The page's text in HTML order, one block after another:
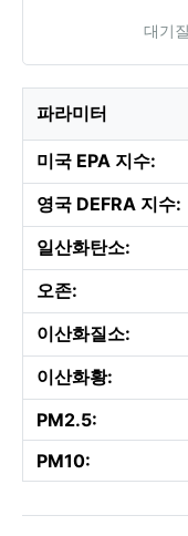
대기
파라미터
미국 EPA 지수:
영국 DEFRA 지수:
일산화탄소:
오존:
이산화질소:
이산화황:
PM2.5:
PM10: